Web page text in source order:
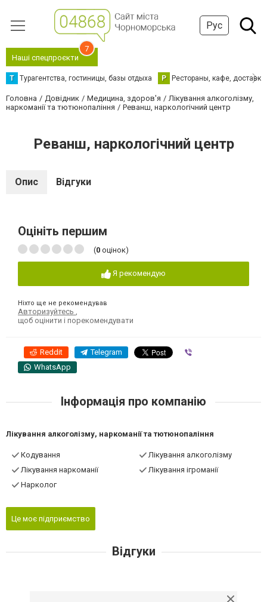
Рус
Наші спецпроєкти
7
Т Турагентства, гостиницы, базы отдыха Р Рестораны, кафе,
Головна Довідник Медицина, здоров'я
Лікування алкоголізму,
наркоманії та тютюнопаління
Реванш, наркологічний центр
Реванш, наркологічний центр
Опис Відгуки
Оцініть першим
(0 оцінок)
Я рекомендую
Ніхто ще не рекомендував
Авторизуйтесь
щоб оцінити і порекомендувати
Reddit Telegram
WhatsApp
Інформація про компанію
Лікування алкоголізму, наркоманії та тютюнопаління
Кодування
Лікування алкоголізму
Лікування наркоманії
Лікування ігроманії
Нарколог
Це моє підприємство
Відгуки